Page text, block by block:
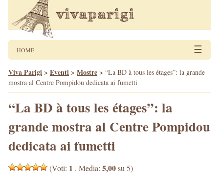
HOME ☰
Viva Parigi > Eventi > Mostre > “La BD à tous les étages”: la grande
mostra al Centre Pompidou dedicata ai fumetti
“La BD à tous les étages”: la
grande mostra al Centre Pompidou
dedicata ai fumetti
(Voti: 1 . Media: 5,00su 5)